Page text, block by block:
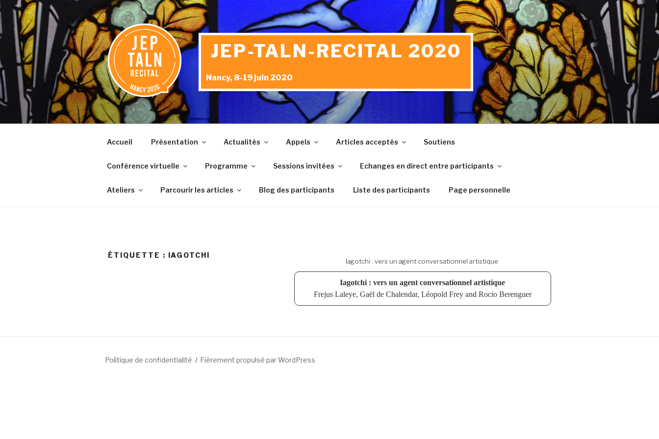
Aller
au
contenu
principal
JEP-TALN-RECITAL 2020
Nancy, 8-19 juin 2020
Accueil Présentation Actualités Appels Articles acceptés Soutiens
Conférence virtuelle Programme Sessions invitées Echanges en direct entre participants
Ateliers Parcourir les articles Blog des participants Liste des participants Page personnelle
ÉTIQUETTE : IAGOTCHI
Iagotchi : vers un agent conversationnel artistique
Iagotchi : vers un agent conversationnel artistique
Frejus Laleye, Gaël de Chalendar, Léopold Frey and Rocio Berenguer
Politique de confidentialité Fièrement propulsé par WordPress